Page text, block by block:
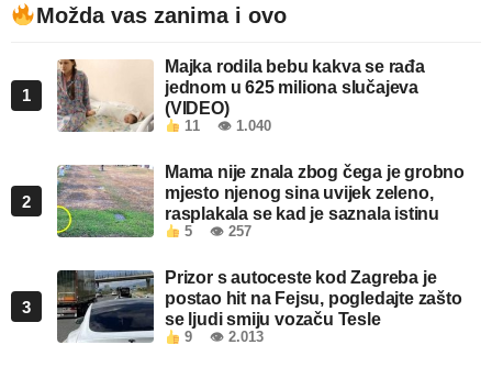
Možda vas zanima i ovo
1
Majka rodila bebu kakva se rađa
jednom u 625 miliona slučajeva
(VIDEO)
11 👁 1.040
2
Mama nije znala zbog čega je grobno
mjesto njenog sina uvijek zeleno,
rasplakala se kad je saznala istinu
5 👁 257
3
Prizor s autoceste kod Zagreba je
postao hit na Fejsu, pogledajte zašto
se ljudi smiju vozaču Tesle
9 👁 2.013